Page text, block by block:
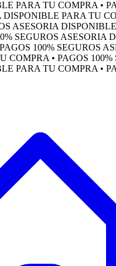
PARA TU COMPRA •
DISPONIBLE PARA TU
ASESORIA
SEGUROS ASESORIA
100% SEGUROS
COMPRA • PAGOS 100%
PARA TU COMPRA •